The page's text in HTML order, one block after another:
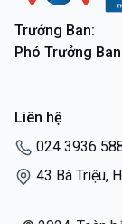
Trưởng Ban:
Phó Trưởng
Liên hệ
024 3936
43 Bà Triệu,